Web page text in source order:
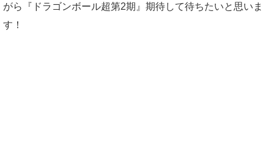
がら『ドラゴンボール超第2期』期待して待ちたいと思いま
す！